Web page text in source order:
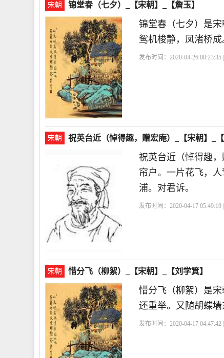
宋朝 锦堂春（七夕）_【宋朝】_【詹玉】
锦堂春（七夕）是
鸳机梭静，凤渚桥
发布时间：2020-04-26 08:23:35
宋朝 祝英台近（悼得趣，赠宏庵）_【宋朝】_【
祝英台近（悼得趣
帘户。一片花飞，
浦。对君诉。
发布时间：2020-04-17 05:49:19
宋朝 惜分飞（柳絮）_【宋朝】_【刘学箕】
惜分飞（柳絮）是
还重举。又随胡蝶
发布时间：2020-04-17 04:47:42